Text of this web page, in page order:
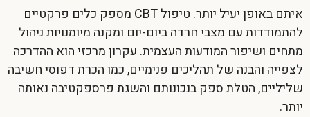
איתם באופן יעיל יותר. טיפולCBT מספק כלים פרקטיים
להתמודדות עם מצבי חרדה ביום-יום ומקנה מיומנויות ניהול
מתחים ושיפור המודעות העצמית. עקרון מרכזי הוא ההדרכה
לצפייה והבנה של תהליכים פנימיים, כמו הכרת דפוסי חשיבה
שליליים, הטלת ספק בנכונותם והשגת פרספקטיבה נאותה
יותר.